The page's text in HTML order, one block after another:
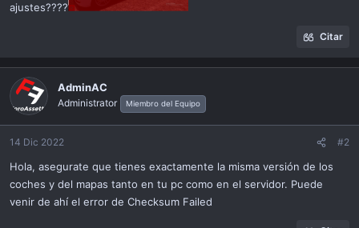
ajustes????
Citar
AdminAC
Administrator Miembro del Equipo
14 Dic 2022 #2
Hola, asegurate que tienes exactamente la misma versión de los
coches y del mapas tanto en tu pc como en el servidor. Puede
venir de ahí el error de Checksum Failed